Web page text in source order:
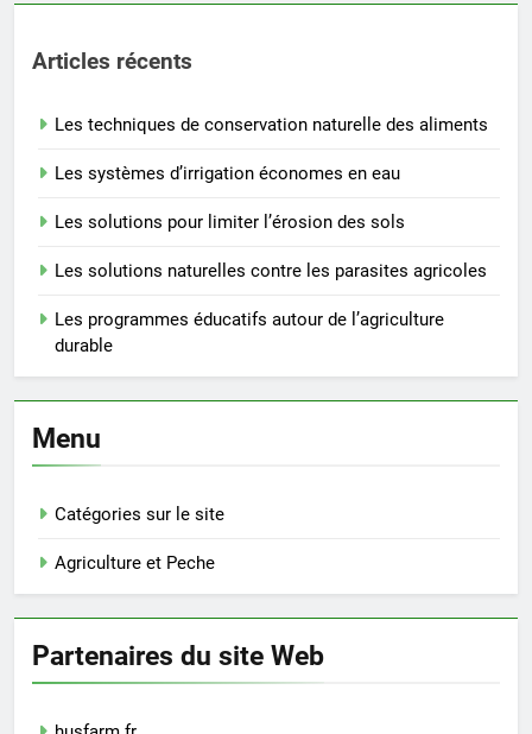
Articles récents
Les techniques de conservation naturelle des aliments
Les systèmes d’irrigation économes en eau
Les solutions pour limiter l’érosion des sols
Les solutions naturelles contre les parasites agricoles
Les programmes éducatifs autour de l’agriculture
durable
Menu
Catégories sur le site
Agriculture et Peche
Partenaires du site Web